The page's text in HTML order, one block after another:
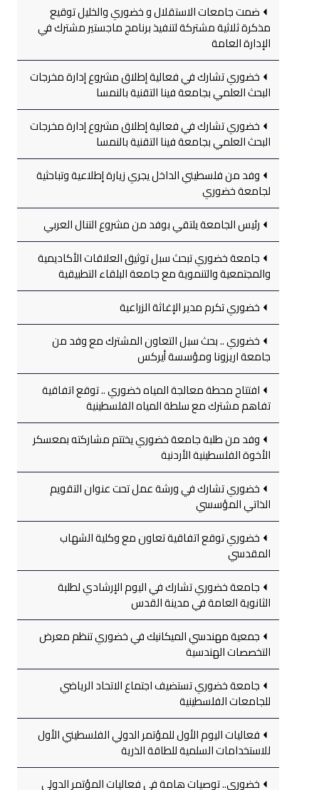
ضمت جامعات الاستقلال و خضوري والخليل توقيع
مذكرة ثلاثية مشتركة لتنفيذ برنامج ماجستير مشترك في
الإدارة العامة
خضوري تشارك في فعالية إطلاق مشروع إدارة مخرجات
البحث العلمي بجامعة فينا التقنية بالنمسا
خضوري تشارك في فعالية إطلاق مشروع إدارة مخرجات
البحث العلمي بجامعة فينا التقنية بالنمسا
وفد من فلسطيني الداخل يجري زيارة إطلاعية وتباحثية
لجامعة خضوري
رئيس الجامعة يلتقي بوفد من مشروع التنال العربي
جامعة خضوري تبحث سبل توثيق العلاقات الأكاديمية
والمجتمعية والتنموية مع جامعة البلقاء التطبيقية
خضوري تكرم مدير الإغاثة الزراعية
خضوري .. بحث سبل التعاون المشترك مع وفد من
جامعة اريزونا ومؤسسة أيركس
افتتاح محطة معالجة المياه خضوري .. توقع اتفاقية
تفاهم مشترك مع سلطة المياه الفلسطينية
وفد من طلبة جامعة خضوري يختتم مشاركته بمعسكر
الأخوة الفلسطينية الأردنية
خضوري تشارك في ورشة عمل تحت عنوان التقويم
الذاتي المؤسسي
خضوري توقع اتفاقية تعاون مع وكلية الشهاب
المقدسي
جامعة خضوري تشارك في اليوم الإرشادي لطلبة
الثانوية العامة في مدينة القدس
جمعية مهندسي الميكانيك في خضوري تنظم معرض
التخصصات الهندسية
جامعة خضوري تستضيف اجتماع الاتحاد الرياضي
للجامعات الفلسطينية
فعاليات اليوم الأول للمؤتمر الدولي الفلسطيني الأول
للاستخدامات السلمية للطاقة الذرية
خضوري.. توصيات هامة في فعاليات المؤتمر الدولي